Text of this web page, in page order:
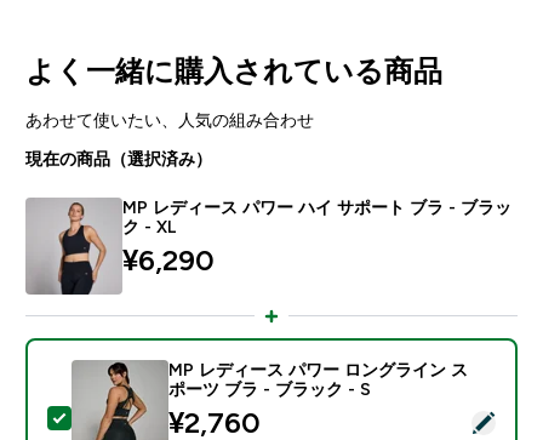
よく一緒に購入されている商品
あわせて使いたい、人気の組み合わせ
現在の商品（選択済み）
MP レディース パワー ハイ サポート ブラ - ブラッ
ク - XL
¥6,290‎
この商品を選択 - MP レディース パワー ロングライ
MP レディース パワー ロングライン ス
ポーツ ブラ - ブラック - S
discounted price
¥2,760‎